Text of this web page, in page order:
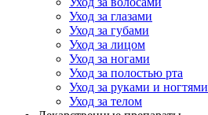
Уход за глазами
Уход за губами
Уход за лицом
Уход за ногами
Уход за полостью рта
Уход за руками и ногтями
Уход за телом